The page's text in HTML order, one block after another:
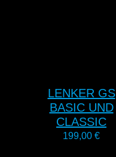
LENKER GS
BASIC UND
CLASSIC
199,00 €